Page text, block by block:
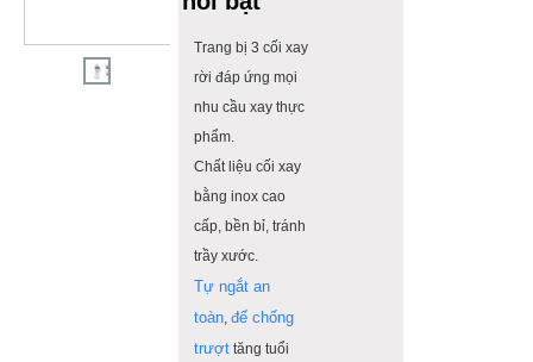
Trang bị 3 cối xay
rời đáp ứng mọi
nhu cầu xay thực
phẩm.
Chất liệu cối xay
bằng inox cao
cấp, bền bỉ, tránh
trầy xước.
Tự ngắt an
toàn ,đế chống
trượt tăng tuổi